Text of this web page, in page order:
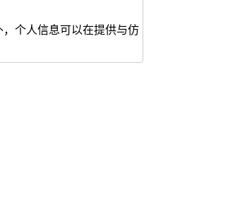
个人信息可以在提供与仿
条款及条件）。